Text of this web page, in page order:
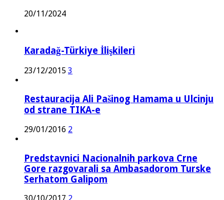
20/11/2024
Karadağ-Türkiye İlişkileri
23/12/2015 3
Restauracija Ali Pašinog Hamama u Ulcinju
od strane TIKA-e
29/01/2016 2
Predstavnici Nacionalnih parkova Crne
Gore razgovarali sa Ambasadorom Turske
Serhatom Galipom